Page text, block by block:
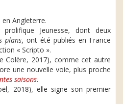
en Angleterre.
Jeunesse, dont deux
plans, ont été publiés en France
« Scripto ».
Colère, 2017), comme cet autre
une nouvelle voie, plus proche
saisons.
2018), elle signe son premier